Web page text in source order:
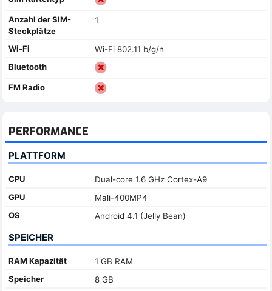
Anzahl der SIM-
Steckplätze
1
Wi-Fi
Wi-Fi 802.11 b/g/n
Bluetooth
FM Radio
PERFORMANCE
PLATTFORM
CPU
Dual-core 1.6 GHz Cortex-A9
GPU
Mali-400MP4
OS
Android 4.1 (Jelly Bean)
SPEICHER
RAM Kapazität
1 GB RAM
Speicher
8 GB